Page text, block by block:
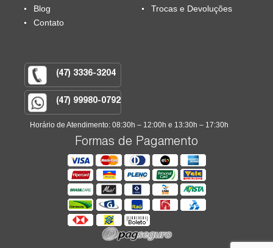
Blog
Contato
(47) 3336-3204
(47) 99980-0792
Trocas e Devoluções
Horário de Atendimento: 08:30h – 12:00h e 13:30h – 17:30h
Formas de Pagamento